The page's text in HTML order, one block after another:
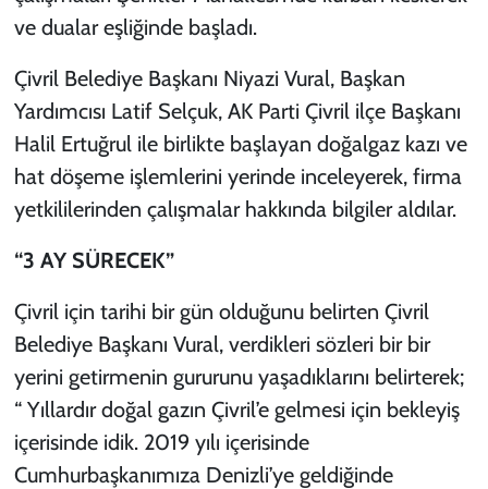
ve dualar eşliğinde başladı.
Çivril Belediye Başkanı Niyazi Vural, Başkan
Yardımcısı Latif Selçuk, AK Parti Çivril ilçe Başkanı
Halil Ertuğrul ile birlikte başlayan doğalgaz kazı ve
hat döşeme işlemlerini yerinde inceleyerek, firma
yetkililerinden çalışmalar hakkında bilgiler aldılar.
“3 AY SÜRECEK”
Çivril için tarihi bir gün olduğunu belirten Çivril
Belediye Başkanı Vural, verdikleri sözleri bir bir
yerini getirmenin gururunu yaşadıklarını belirterek;
“ Yıllardır doğal gazın Çivril’e gelmesi için bekleyiş
içerisinde idik. 2019 yılı içerisinde
Cumhurbaşkanımıza Denizli’ye geldiğinde